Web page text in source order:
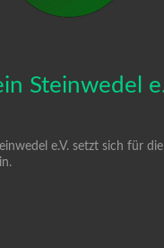
Steinwedel
e.V. setzt sich für